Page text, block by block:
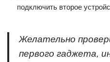
подключить второе
Желательно
первого гаджета,